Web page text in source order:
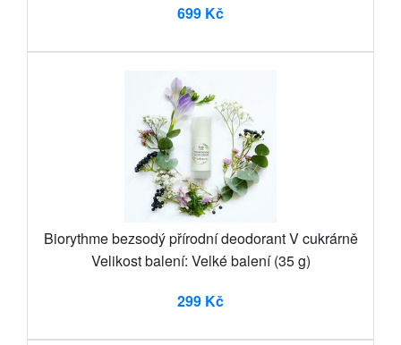
699 Kč
Biorythme bezsodý přírodní deodorant V cukrárně
Velikost balení: Velké balení (35 g)
299 Kč